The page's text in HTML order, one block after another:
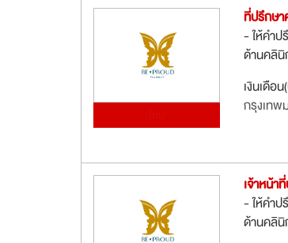
ที่ปรึกษา
- ให้คำ
ด้านคลินิ
เงินเดือ
กรุงเทพ
เจ้าหน้า
- ให้คำ
ด้านคลินิ